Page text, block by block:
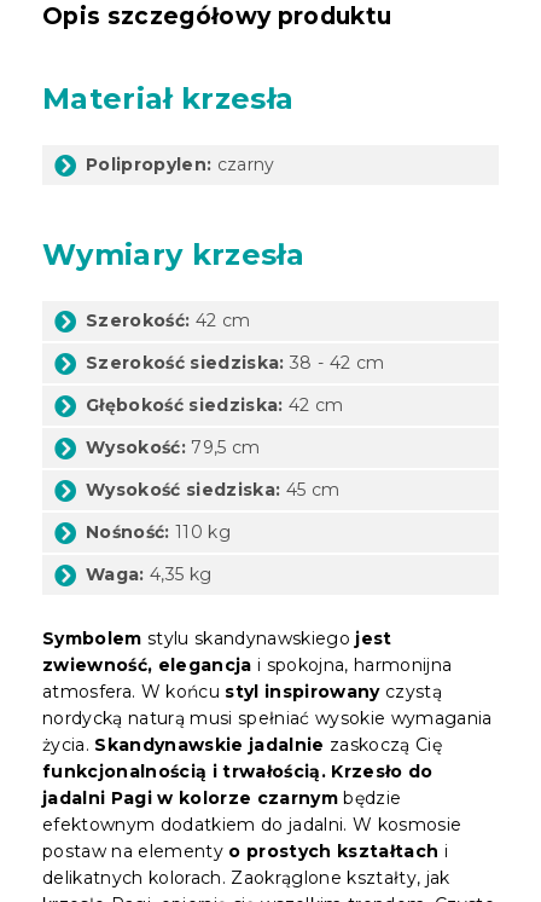
Opis szczegółowy produktu
Materiał krzesła
Polipropylen: czarny
Wymiary krzesła
Szerokość: 42 cm
Szerokość siedziska: 38 - 42 cm
Głębokość siedziska: 42 cm
Wysokość: 79,5 cm
Wysokość siedziska: 45 cm
Nośność: 110 kg
Waga: 4,35 kg
Symbolem stylu skandynawskiego jest
zwiewność, elegancja i spokojna, harmonijna
atmosfera. W końcu styl inspirowanyczystą
nordycką naturą musi spełniać wysokie wymagania
życia. Skandynawskie jadalnie zaskoczą Cię
funkcjonalnością i trwałością. Krzesło do
jadalni Pagi w kolorze czarnym będzie
efektownym dodatkiem do jadalni. W kosmosie
postaw na elementy o prostych kształtach i
delikatnych kolorach. Zaokrąglone kształty, jak